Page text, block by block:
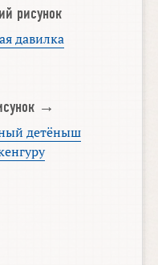
рисунок
давилка
→
детёныш